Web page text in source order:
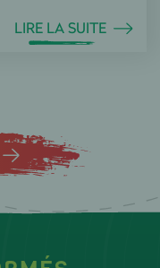
LIRE LA SUITE